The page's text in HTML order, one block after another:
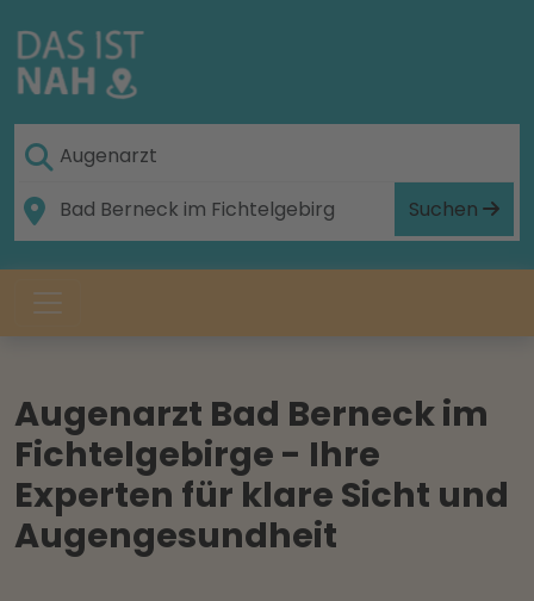
Suchen
Augenarzt Bad Berneck im
Fichtelgebirge - Ihre
Experten für klare Sicht und
Augengesundheit